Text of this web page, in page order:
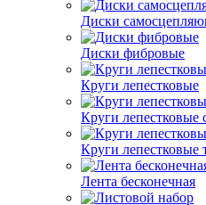
Диски
Диски фибровые
Круги лепестковые
Круги лепестковые
Круги лепестковые
Лента бесконечная